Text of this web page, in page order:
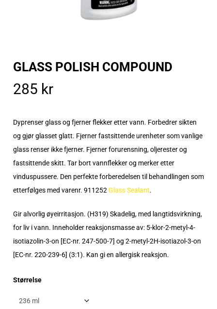
GLASS POLISH COMPOUND
285 kr
Dyprenser glass og fjerner flekker etter vann. Forbedrer sikten
og gjør glasset glatt. Fjerner fastsittende urenheter som vanlige
glass renser ikke fjerner. Fjerner forurensning, oljerester og
fastsittende skitt. Tar bort vannflekker og merker etter
vinduspussere. Den perfekte forberedelsen til behandlingen som
etterfølges med varenr. 911252Glass Sealant.
Gir alvorlig øyeirritasjon. (H319) Skadelig, med langtidsvirkning,
for liv i vann. Inneholder reaksjonsmasse av: 5-klor-2-metyl-4-
isotiazolin-3-on [EC-nr. 247-500-7] og 2-metyl-2H-isotiazol-3-on
[EC-nr. 220-239-6] (3:1). Kan gi en allergisk reaksjon.
Størrelse